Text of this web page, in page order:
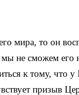
мира, то он
не сможем его
к тому, что у
призыв